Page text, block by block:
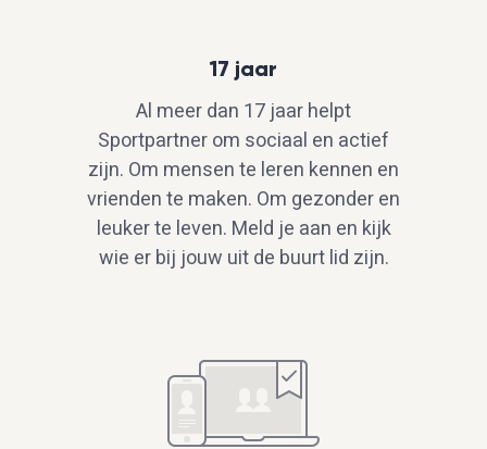
17 jaar
Al meer dan 17 jaar helpt
Sportpartner om sociaal en actief
zijn. Om mensen te leren kennen en
vrienden te maken. Om gezonder en
leuker te leven. Meld je aan en kijk
wie er bij jouw uit de buurt lid zijn.